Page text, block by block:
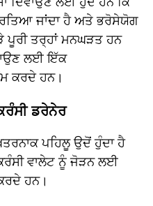
ਜਾਂਦਾ ਹੈ ਅਤੇ ਭਰੋਸੇਯੋਗ
ਤਰ੍ਹਾਂ ਮਨਘੜਤ ਹਨ
ਲਈ ਇੱਕ
ਕਰਦੇ ਹਨ।
ਡਰੇਨੇਰ
ਪਹਿਲੂ ਉਦੋਂ ਹੁੰਦਾ ਹੈ
ਵਾਲੇਟ ਨੂੰ ਜੋੜਨ ਲਈ
ਹਨ।